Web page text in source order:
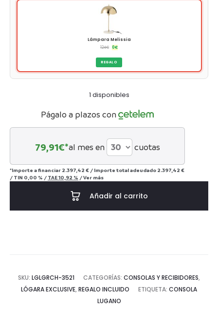
Lámpara Melissia
124€ 0€
REGALO
1 disponibles
Págalo a plazos con
79,91€*al mes en cuotas
*Importe a financiar 2.397,42 € / Importe total adeudado 2.397,42 €
/ TIN 0,00 % / TAE10,92 % /Ver más
Añadir al carrito
SKU: LGLGRCH-3521 CATEGORÍAS: CONSOLAS Y RECIBIDORES,
LÓGARA EXCLUSIVE, REGALO INCLUIDO ETIQUETA: CONSOLA
LUGANO